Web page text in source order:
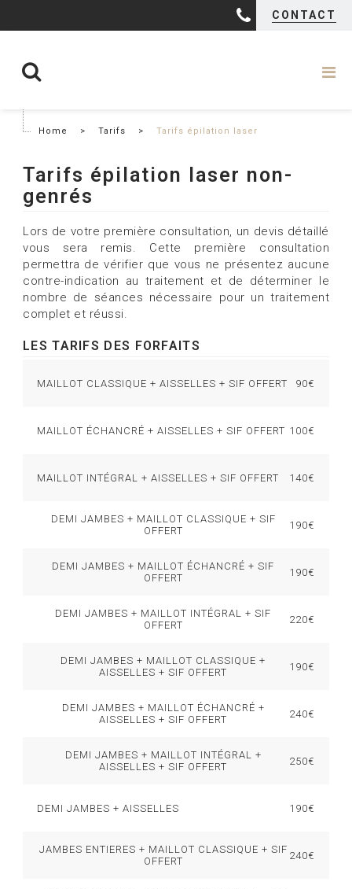
CONTACT
Home > Tarifs > Tarifs épilation laser
Tarifs épilation laser non-
genrés
Lors de votre première consultation, un devis détaillé
vous sera remis. Cette première consultation
permettra de vérifier que vous ne présentez aucune
contre-indication au traitement et de déterminer le
nombre de séances nécessaire pour un traitement
complet et réussi.
LES TARIFS DES FORFAITS
MAILLOT CLASSIQUE + AISSELLES + SIF OFFERT 90€
MAILLOT ÉCHANCRÉ + AISSELLES + SIF OFFERT 100€
MAILLOT INTÉGRAL + AISSELLES + SIF OFFERT 140€
DEMI JAMBES + MAILLOT CLASSIQUE + SIF
OFFERT
190€
DEMI JAMBES + MAILLOT ÉCHANCRÉ + SIF
OFFERT
190€
DEMI JAMBES + MAILLOT INTÉGRAL + SIF
OFFERT
220€
DEMI JAMBES + MAILLOT CLASSIQUE +
AISSELLES + SIF OFFERT
190€
DEMI JAMBES + MAILLOT ÉCHANCRÉ +
AISSELLES + SIF OFFERT
240€
DEMI JAMBES + MAILLOT INTÉGRAL +
AISSELLES + SIF OFFERT
250€
DEMI JAMBES + AISSELLES 190€
JAMBES ENTIERES + MAILLOT CLASSIQUE + SIF
OFFERT
240€